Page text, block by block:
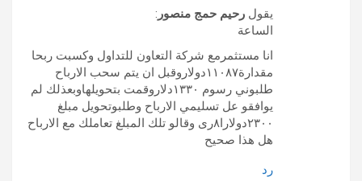
يقول رحيم حمج منصور :
الساعة
انا مستثمرمع شركة التعاون للتداول وكسبت ربحا
مقدارة١١٠٨٧دولاروقبل ان يتم سحب الارباح
طلبوني رسوم ١٣٣٠دلاروقمت بتحويلهاوبعذلك لم
يوافقو عل تسليمي الارباح وطلبوتحويل مبلغ
٢٣٠٠دولارا٨رى وقالو تلك المبلغ تعاملك مع الارباح
هل هذا صحيح
رد